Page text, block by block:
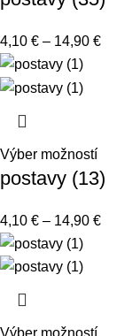
4,10 € – 14,90 €
Výber možností
postavy (13)
4,10 € – 14,90 €